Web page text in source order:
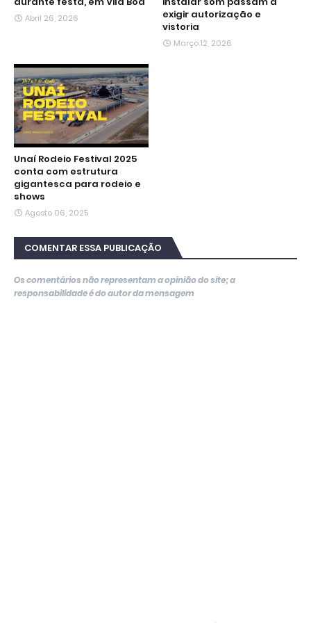
Abril 26, 2026
exigir autorização e
vistoria
Março 12, 2026
Unaí Rodeio Festival 2025
conta com estrutura
gigantesca para rodeio e
shows
Agosto 06, 2025
COMENTAR ESSA PUBLICAÇÃO
Os comentários não representam a opinião do site; a
responsabilidade é do autor da mensagem